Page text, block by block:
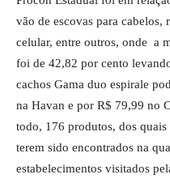
vão de escovas para cabelos,
celular, entre outros, onde a
foi de 42,82 por cento
cachos Gama duo espirale
na Havan e por R$ 79,99 no
todo, 176 produtos, dos
terem sido encontrados na
estabelecimentos visitados